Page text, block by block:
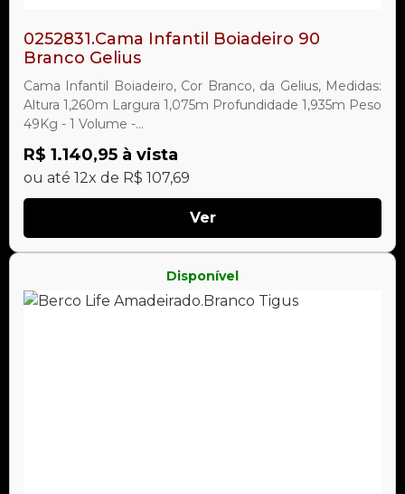
0252831.Cama Infantil Boiadeiro 90
Branco Gelius
Cama Infantil Boiadeiro, Cor Branco, da Gelius, Medidas:
Altura 1,260m Largura 1,075m Profundidade 1,935m Peso
49Kg - 1 Volume -...
R$ 1.140,95 à vista
ou até 12x de R$ 107,69
Ver
Disponível